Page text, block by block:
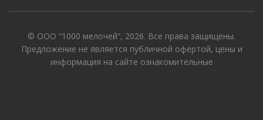
© ООО “1000 мелочей”, 2026. Все права защищены.
Предложение не является публичной офертой, цены и
информация на сайте ознакомительные